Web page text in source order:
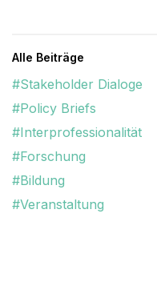
Alle Beiträge
#Stakeholder Dialoge
#Policy Briefs
#Interprofessionalität
#Forschung
#Bildung
#Veranstaltung